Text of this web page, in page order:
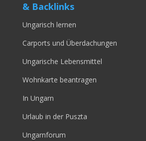
& Backlinks
Ungarisch lernen
Carports und Überdachungen
Ungarische Lebensmittel
Wohnkarte beantragen
In Ungarn
Urlaub in der Puszta
Ungarnforum